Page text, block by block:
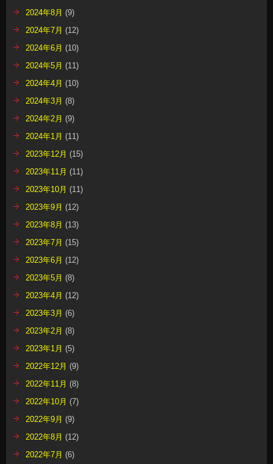
2024年8月 (9)
2024年7月 (12)
2024年6月 (10)
2024年5月 (11)
2024年4月 (10)
2024年3月 (8)
2024年2月 (9)
2024年1月 (11)
2023年12月 (15)
2023年11月 (11)
2023年10月 (11)
2023年9月 (12)
2023年8月 (13)
2023年7月 (15)
2023年6月 (12)
2023年5月 (8)
2023年4月 (12)
2023年3月 (6)
2023年2月 (8)
2023年1月 (5)
2022年12月 (9)
2022年11月 (8)
2022年10月 (7)
2022年9月 (9)
2022年8月 (12)
2022年7月 (6)